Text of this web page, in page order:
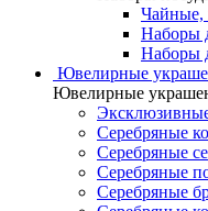
Чайные,
Наборы
Наборы
Ювелирные
Ювелирные
Серебряные
Серебряные
Серебряные
Серебряные